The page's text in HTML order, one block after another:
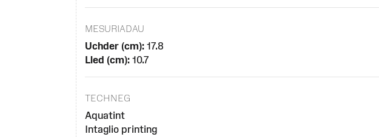
MESURIADAU
Uchder (cm): 17.8
Lled (cm): 10.7
TECHNEG
Aquatint
Intaglio printing